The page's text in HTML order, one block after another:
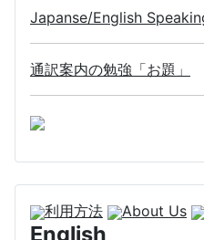
Japanse/English
通訳案内の勉強「お題」
利用方法 About Us
English